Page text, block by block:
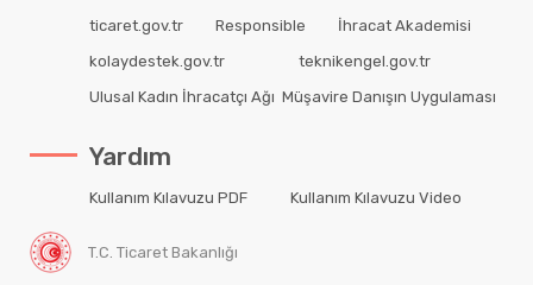
ticaret.gov.tr Responsible
İhracat Akademisi
kolaydestek.gov.tr
teknikengel.gov.tr
Ulusal Kadın İhracatçı Ağı Müşavire Danışın Uygulaması
Yardım
Kullanım Kılavuzu PDF Kullanım Kılavuzu Video
T.C. Ticaret Bakanlığı